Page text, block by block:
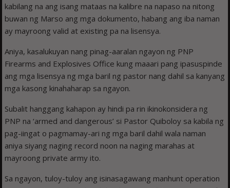
kabilang na ang isang mataas na kalibre na napaso na nitong
buwan ng Marso ang mga dokumento, habang ang iba naman
ay mayroong valid at existing pa na lisensya.
Aniya, kasalukuyan nang pinag-aaralan ngayon ng PNP
Firearms and Explosives Office kung maaari pang ipasuspinde
ang mga lisensya ng mga baril ng pastor nang dahil sa kanyang
mga kasong kinahaharap sa ngayon.
Subalit hanggang kahapon ay hindi pa rin ikinokonsidera ng
PNP na ‘armed and dangerous’ si Pastor Quiboloy sa kabila ng
pag-iingat o pagmamay-ari ng mga baril dahil wala naman
aniya siyang naging record noon na naging marahas at
mayroong private army ito.
Sa ngayon, tuloy-tuloy ang isinasagawang manhunt operation